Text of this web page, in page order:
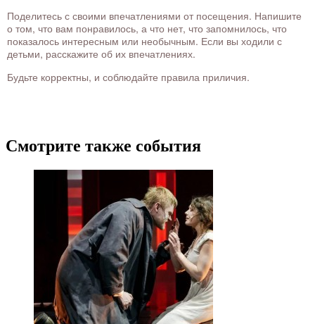
Поделитесь с своими впечатлениями от посещения. Напишите
о том, что вам понравилось, а что нет, что запомнилось, что
показалось интересным или необычным. Если вы ходили с
детьми, расскажите об их впечатлениях.
Будьте корректны, и соблюдайте правила приличия.
Смотрите также события